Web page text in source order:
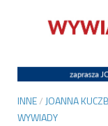
INNE/ JOANNA
WYWIADY